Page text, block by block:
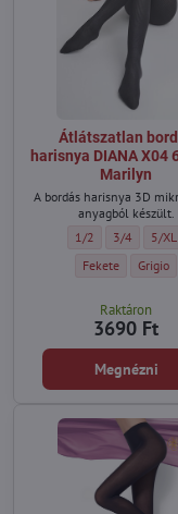
Átlátszatlan
harisnya DIANA X04
Marilyn
A bordás harisnya 3D
anyagból készült.
Átlátszatlan
1/2 3/4
5/XL
Átlátszatlan
Fekete Grigio
Raktáron
3690 Ft
Megnézni